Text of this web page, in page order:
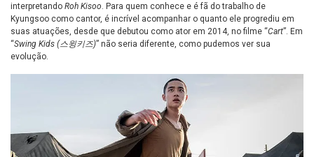
interpretando Roh Kisoo. Para quem conhece e é fã do trabalho de
Kyungsoo como cantor, é incrível acompanhar o quanto ele progrediu em
suas atuações, desde que debutou como ator em 2014, no filme “Cart”. Em
“Swing Kids (스윙키즈)” não seria diferente, como pudemos ver sua
evolução.